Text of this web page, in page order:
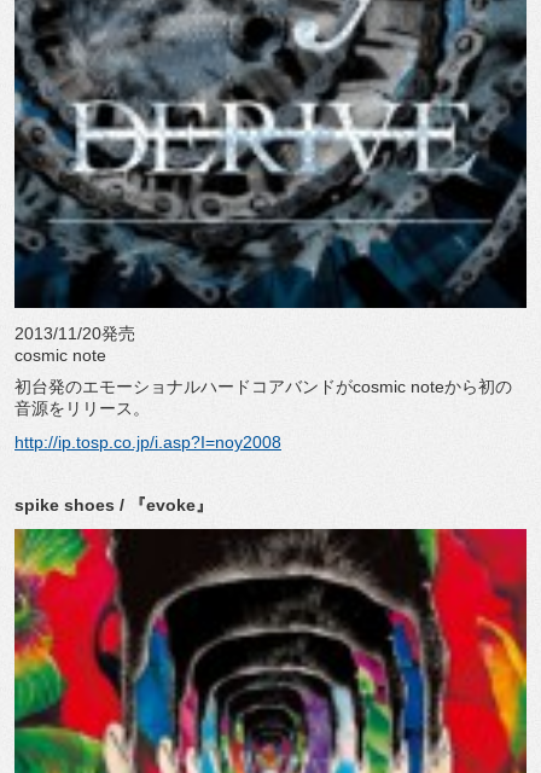
2013/11/20発売
cosmic note
初台発のエモーショナルハードコアバンドがcosmic noteから初の
音源をリリース。
http://ip.tosp.co.jp/i.asp?I=noy2008
spike shoes / 『evoke』